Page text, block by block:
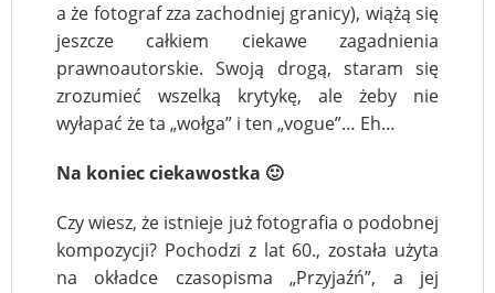
a że fotograf zza zachodniej granicy), wiążą się
jeszcze całkiem ciekawe zagadnienia
prawnoautorskie. Swoją drogą, staram się
zrozumieć wszelką krytykę, ale żeby nie
wyłapać że ta „wołga” i ten „vogue”… Eh…
Na koniec ciekawostka 🙂
Czy wiesz, że istnieje już fotografia o podobnej
kompozycji? Pochodzi z lat 60., została użyta
na okładce czasopisma „Przyjaźń”, a jej